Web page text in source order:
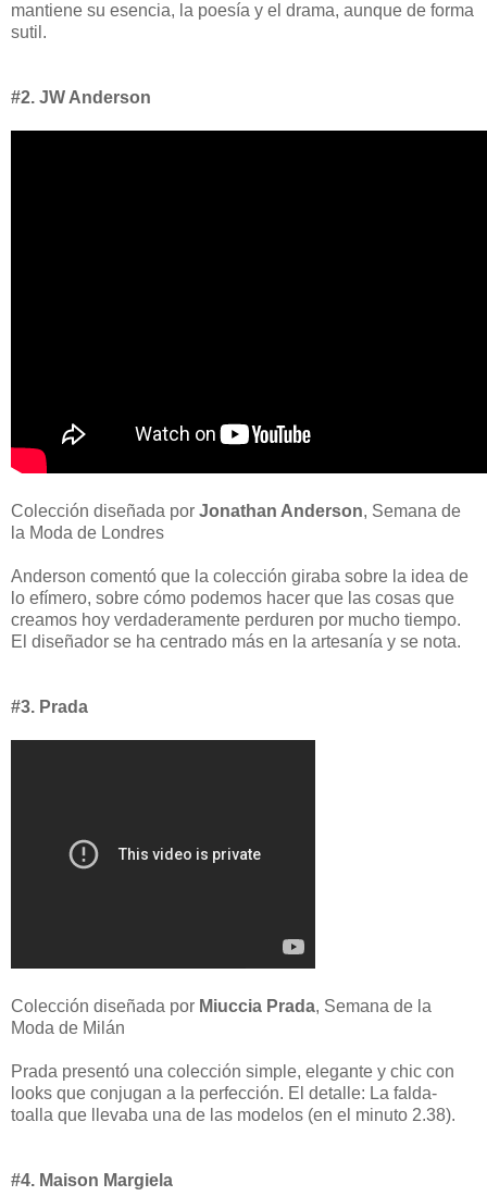
mantiene su esencia, la poesía y el drama, aunque de forma
sutil.
#2. JW Anderson
Colección diseñada por Jonathan Anderson, Semana de
la Moda de Londres
Anderson comentó que la colección giraba sobre la idea de
lo efímero, sobre cómo podemos hacer que las cosas que
creamos hoy verdaderamente perduren por mucho tiempo.
El diseñador se ha centrado más en la artesanía y se nota.
#3. Prada
Colección diseñada por Miuccia Prada, Semana de la
Moda de Milán
Prada presentó una colección simple, elegante y chic con
looks que conjugan a la perfección. El detalle: La falda-
toalla que llevaba una de las modelos (en el minuto 2.38).
#4. Maison Margiela